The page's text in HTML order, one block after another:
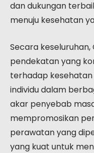
dan dukungan
menuju kesehatan
Secara keseluruhan,
pendekatan yang
terhadap
individu dalam
akar penyebab
mempromosikan
perawatan yang
yang kuat untuk